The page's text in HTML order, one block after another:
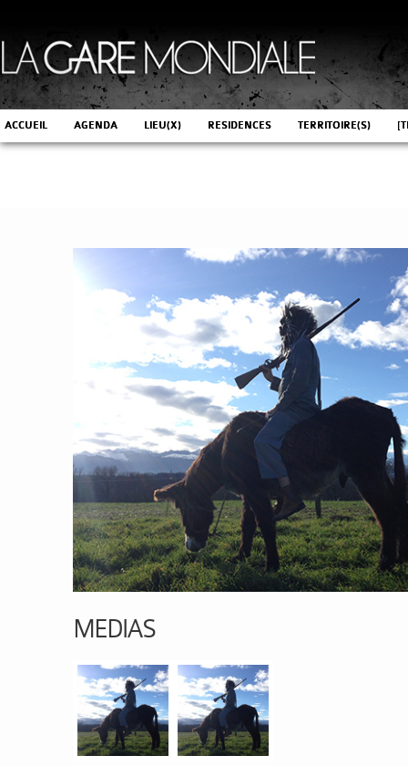
ACCUEIL AGENDA LIEU(X) RESIDENCES TERRITOIRE(S)
MEDIAS